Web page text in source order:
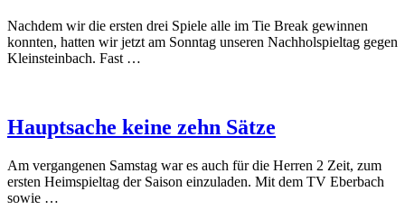
Nachdem wir die ersten drei Spiele alle im Tie Break gewinnen
konnten, hatten wir jetzt am Sonntag unseren Nachholspieltag gegen
Kleinsteinbach. Fast …
Hauptsache keine zehn Sätze
Am vergangenen Samstag war es auch für die Herren 2 Zeit, zum
ersten Heimspieltag der Saison einzuladen. Mit dem TV Eberbach
sowie …